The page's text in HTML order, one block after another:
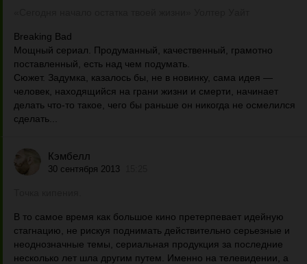
Breaking Bad
Мощный сериал. Продуманный, качественный, грамотно
поставленный, есть над чем подумать.
Сюжет. Задумка, казалось бы, не в новинку, сама идея —
человек, находящийся на грани жизни и смерти, начинает
делать что-то такое, чего бы раньше он никогда не осмелился
сделать...
Кэмбелл
30 сентября 2013
В то самое время как большое кино претерпевает идейную
стагнацию, не рискуя поднимать действительно серьезные и
неоднозначные темы, сериальная продукция за последние
несколько лет шла другим путем. Именно на телевидении, а